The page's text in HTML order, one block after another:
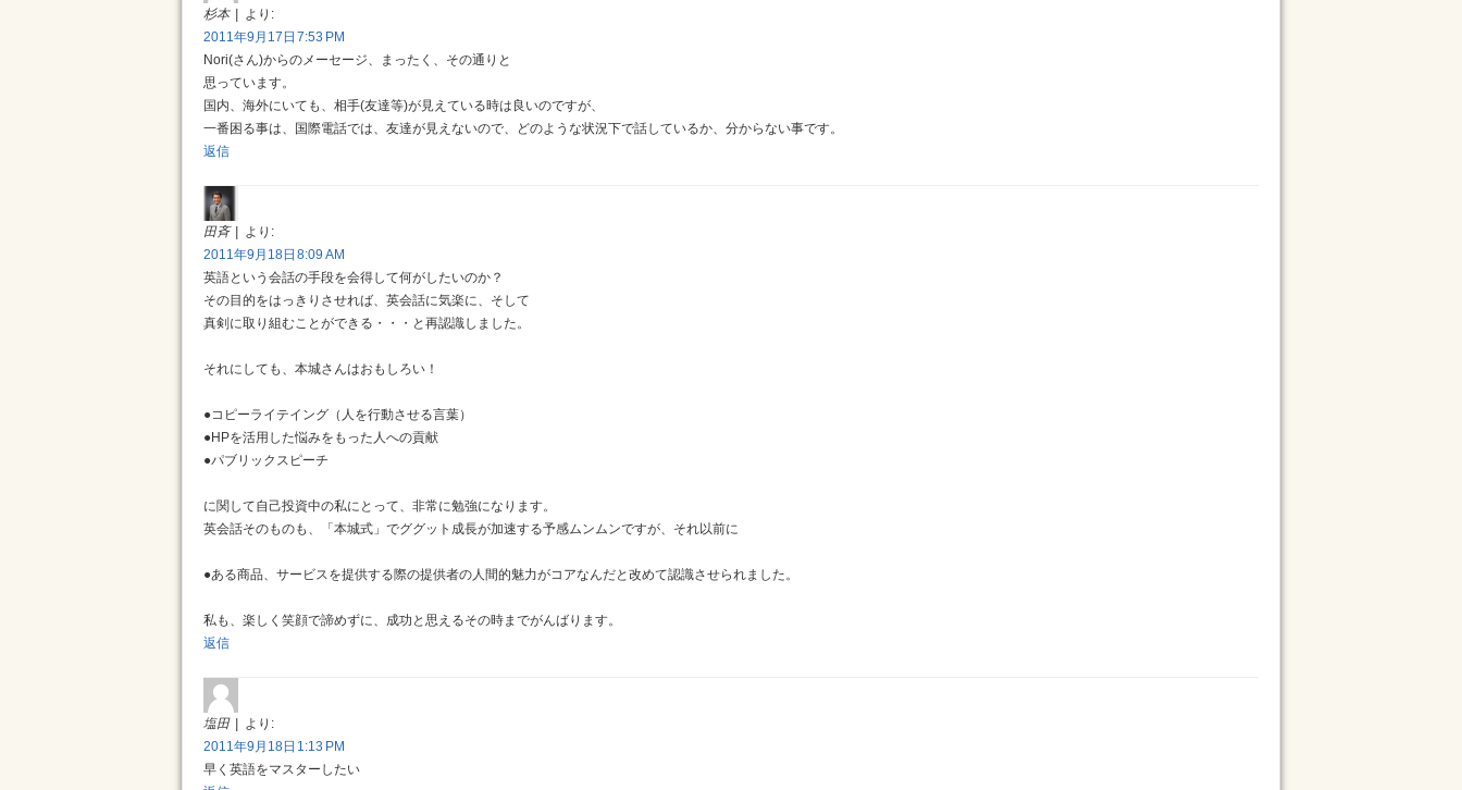
杉本
より:
2011年9月17日 7:53 PM
Nori(さん)からのメーセージ、まったく、その通りと
思っています。
国内、海外にいても、相手(友達等)が見えている時は良いのですが、
一番困る事は、国際電話では、友達が見えないので、どのような状況下で話しているか、分からない事です。
返信
田斉
より:
2011年9月18日 8:09 AM
英語という会話の手段を会得して何がしたいのか？
その目的をはっきりさせれば、英会話に気楽に、そして
真剣に取り組むことができる・・・と再認識しました。
それにしても、本城さんはおもしろい！
●コピーライテイング（人を行動させる言葉）
●HPを活用した悩みをもった人への貢献
●パブリックスピーチ
に関して自己投資中の私にとって、非常に勉強になります。
英会話そのものも、「本城式」でググット成長が加速する予感ムンムンですが、それ以前に
●ある商品、サービスを提供する際の提供者の人間的魅力がコアなんだと改めて認識させられました。
私も、楽しく笑顔で諦めずに、成功と思えるその時までがんばります。
返信
塩田
より:
2011年9月18日 1:13 PM
早く英語をマスターしたい